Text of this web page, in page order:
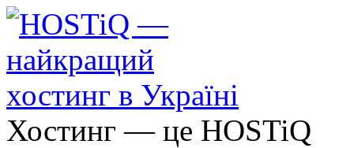
Хостинг — це HOSTiQ